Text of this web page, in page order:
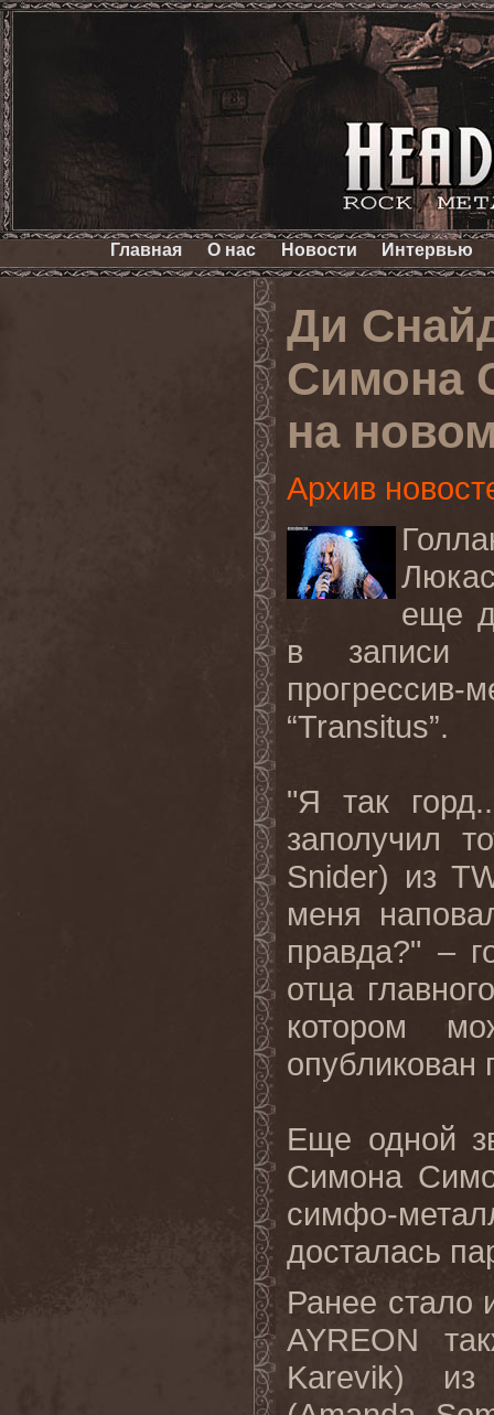
Главная О нас Новости Интервью
Ди
Симона
на
Архив
еще
в записи
“Transitus”.
"Я так горд
заполучил
Snider) из
меня
правда?" –
отца
котором
опубликован
Еще одной
Симона
симфо-
досталась
Ранее стало
AYREON
Karevik) из